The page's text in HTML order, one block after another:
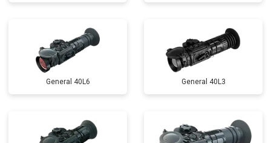
General 40L6 General 40L3